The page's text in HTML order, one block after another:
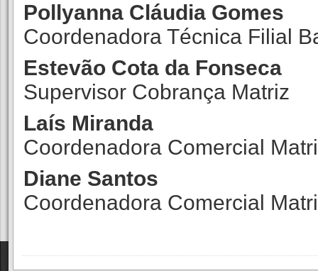
Pollyanna Cláudia Gomes
Coordenadora Técnica Filial
Estevão Cota da Fonseca
Supervisor Cobrança Matriz
Laís Miranda
Coordenadora Comercial
Diane Santos
Coordenadora Comercial